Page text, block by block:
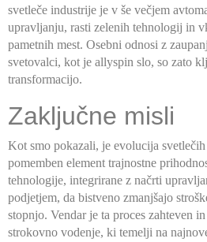
svetleče industrije je v še večjem
upravljanju, rasti zelenih tehnologij in
pametnih mest. Osebni odnosi z
svetovalci, kot je allyspin slo, so zato
transformacijo.
Zaključne misli
Kot smo pokazali, je evolucija
pomemben element trajnostne
tehnologije, integrirane z načrti
podjetjem, da bistveno zmanjšajo
stopnjo. Vendar je ta proces zahteven
strokovno vodenje, ki temelji na